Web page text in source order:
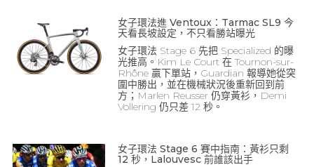
女子環法進 Ventoux：Tarmac SL9 今
天看長坡設定，不只看勝站曝光
女子環法 Stage 6 先把 Specialized 的曝
光推高。Kim Le Court 在 Tournon-sur-
Rhône 贏下單站，Guardian 報導她從突
圍中勝出，並在機械狀況後重新回到前
方；Marlen Reusser 仍穿黃衫，Demi
Vollering 仍只差 12 秒。
女子環法 Stage 6 賽中指南：黃衫只剩
12 秒，Lalouvesc 前誰該出手